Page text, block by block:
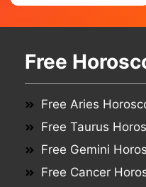
Free
Free Aries
Free Taurus
Free Gemini
Free Cancer